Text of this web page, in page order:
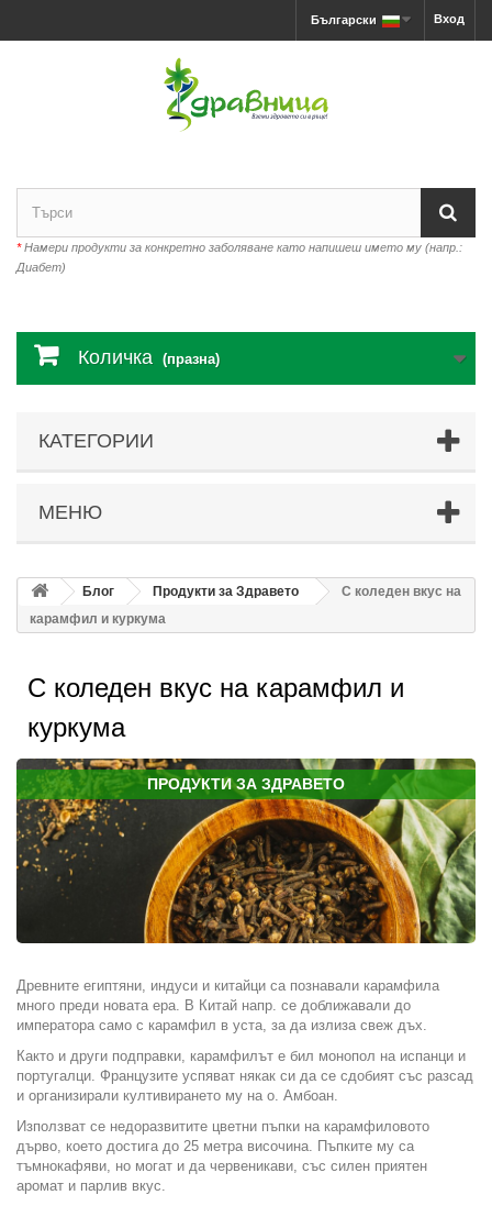
Вход
Български
*Намери продукти за конкретно заболяване като напишеш името му (напр.:
Диабет)
Количка (празна)
КАТЕГОРИИ
МЕНЮ
Блог Продукти за Здравето
С коледен вкус на
карамфил и куркума
С коледен вкус на карамфил и
куркума
ПРОДУКТИ ЗА ЗДРАВЕТО
Древните египтяни, индуси и китайци са познавали карамфила
много преди новата ера. В Китай напр. се доближавали до
императора само с карамфил в уста, за да излиза свеж дъх.
Както и други подправки, карамфилът е бил монопол на испанци и
португалци. Французите успяват някак си да се сдобият със разсад
и организирали култивирането му на о. Амбоан.
Използват се недоразвитите цветни пъпки на карамфиловото
дърво, което достига до 25 метра височина. Пъпките му са
тъмнокафяви, но могат и да червеникави, със силен приятен
аромат и парлив вкус.